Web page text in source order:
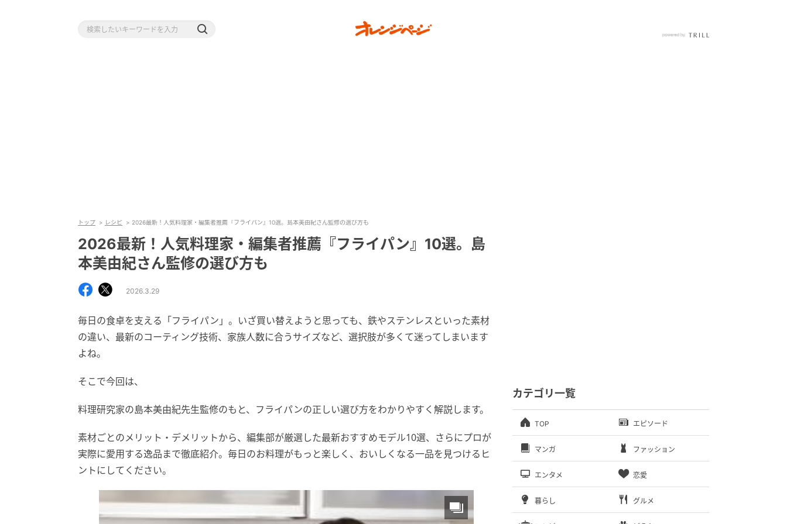
トップ レシピ 2026最新！人気料理家・編集者推薦『フライパン』10選。島本美由紀さん監修の選び方も
2026最新！人気料理家・編集者推薦『フライパン』10選。島
本美由紀さん監修の選び方も
2026.3.29
毎日の食卓を支える「フライパン」。いざ買い替えようと思っても、鉄やステンレスといった素材
の違い、最新のコーティング技術、家族人数に合うサイズなど、選択肢が多くて迷ってしまいます
よね。
そこで今回は、
料理研究家の島本美由紀先生監修のもと、フライパンの正しい選び方をわかりやすく解説します。
素材ごとのメリット・デメリットから、編集部が厳選した最新おすすめモデル10選、さらにプロが
実際に愛用する逸品まで徹底紹介。毎日のお料理がもっと楽しく、おいしくなる一品を見つけるヒ
ントにしてください。
カテゴリ一覧
TOP エピソード
マンガ ファッション
エンタメ 恋愛
暮らし グルメ